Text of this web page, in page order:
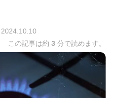
2024.10.10
この記事は約 3 分で読めます。